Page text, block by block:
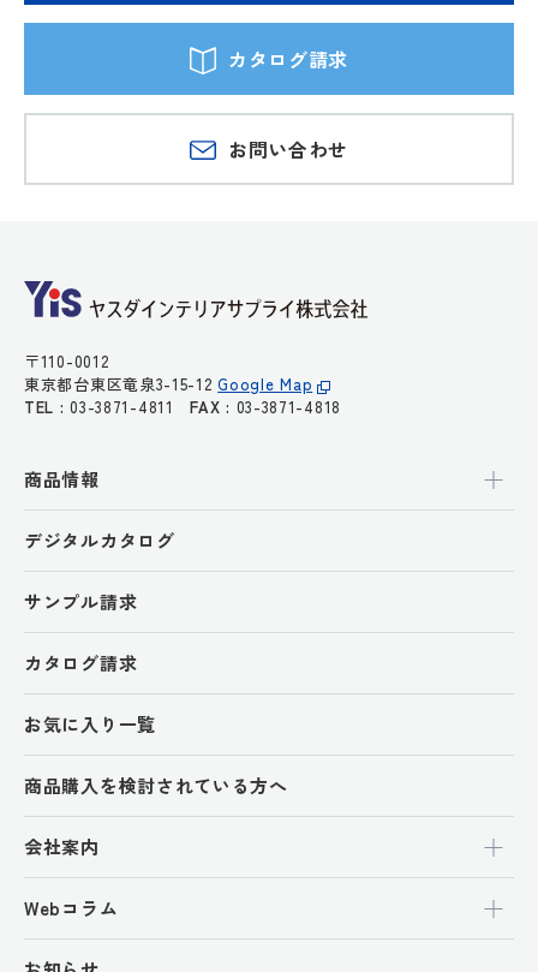
カタログ請求
お問い合わせ
〒110-0012
東京都台東区竜泉3-15-12Google Map
TEL : 03-3871-4811FAX : 03-3871-4818
商品情報
デジタルカタログ
サンプル請求
カタログ請求
お気に入り一覧
商品購入を検討されている方へ
会社案内
Webコラム